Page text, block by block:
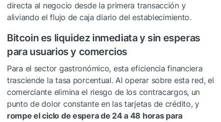
directa al negocio desde la primera transacción y
aliviando el flujo de caja diario del establecimiento.
Bitcoin es liquidez inmediata y sin esperas
para usuarios y comercios
Para el sector gastronómico, esta eficiencia financiera
trasciende la tasa porcentual. Al operar sobre esta red, el
comerciante elimina el riesgo de los contracargos, un
punto de dolor constante en las tarjetas de crédito, y
rompe el ciclo de espera de 24 a 48 horas para